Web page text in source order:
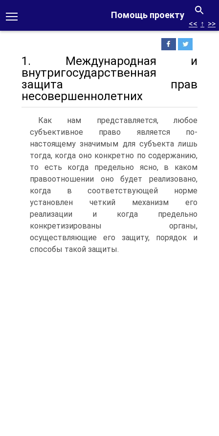
Помощь проекту
<< ↑ >>
1. Международная и
внутригосударственная
защита прав
несовершеннолетних
Как нам представляется, любое
субъективное право является по-
настоящему значимым для субъекта лишь
тогда, когда оно конкретно по содержанию,
то есть когда предельно ясно, в каком
правоотношении оно будет реализовано,
когда в соответствующей норме
установлен четкий механизм его
реализации и когда предельно
конкретизированы органы,
осуществляющие его защиту, порядок и
способы такой защиты.